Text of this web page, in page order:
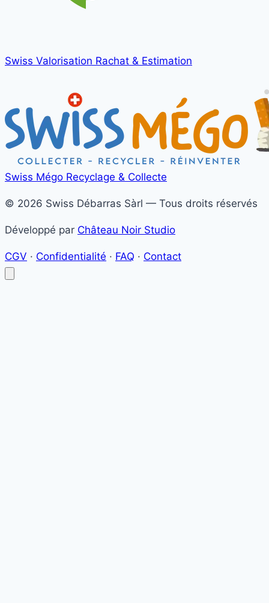
Swiss Valorisation Rachat & Estimation
Swiss Mégo Recyclage & Collecte
© 2026 Swiss Débarras Sàrl — Tous droits réservés
Développé par Château Noir Studio
CGV · Confidentialité · FAQ · Contact